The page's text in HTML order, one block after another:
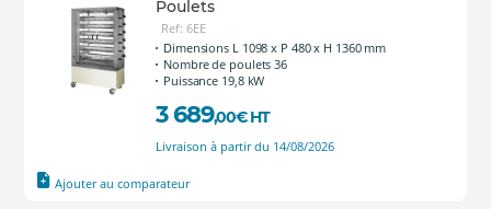
Poulets
Ref: 6EE
Dimensions L 1098 x P 480 x H 1360 mm
Nombre de poulets 36
Puissance 19,8 kW
3 689,00€ HT
Livraison à partir du 14/08/2026
Ajouter au comparateur